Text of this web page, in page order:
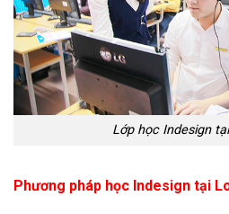
Lớp học Indesign
Phương pháp học Indesign tại